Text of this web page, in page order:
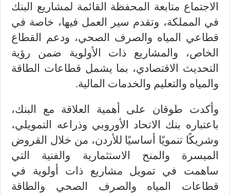
الاجتماع متابعة المحفظة القائمة لمشاريع البنك
في المملكة، وتقدم سير العمل فيها، خاصة في
قطاعي المياه والصرف الصحي، ودعم القطاع
الخاص، والمشاريع ذات الأولوية ضمن رؤية
التحديث الاقتصادي، بما يشمل قطاعات الطاقة
والمياه والتعليم والخدمات المالية.
وأكدت طوقان على أهمية العلاقة مع البنك،
باعتباره بنك الاتحاد الأوروبي وذراعه التمويلي،
وشريكًا تنمويًا أساسيًا للأردن، من خلال القروض
الميسرة والمنح الاستثمارية والفنية التي
ساهمت في تمويل مشاريع ذات أولوية في
قطاعات المياه والصرف الصحي والطاقة